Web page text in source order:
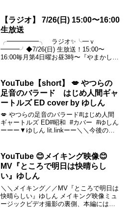
必要会場...
【ラジオ】 7/26(日) 15:00〜16:00
生放送
╭━━━━━╮ ラジオ✨╰━ｖ
━━━╯◆7/26(日) 生放送！15:00〜
16:00毎月第4日曜お昼3時〜『やまかした
▼7/26(日)22:00～7/27(月)15:00～詳...
YouTube【short】 💋 やつらの
足音のバラード はじめ人間ギャ
ートルズ ED cover by ゆしん
💋 やつらの足音のバラード#はじめ人間
ギャートルズ ED#昭和 #カバー #ゆしん
ーーー▼ゆしん lit.linkーー＼＼今後のス
ト 祇園号・6月6日...
YouTube 😊メイキング映像😊
MV『ところで明日は快晴らし
い』ゆしん
＼＼メイキング／／MV『ところで明日は
快晴らしい』ゆしん メイキング映像ミュ
ージックビデオ撮影の裏側、本編には収